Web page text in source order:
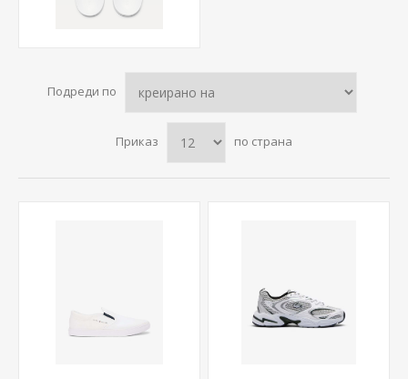
Подреди по
Приказ по страна